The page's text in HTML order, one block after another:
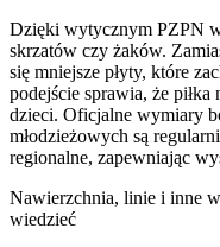
Dzięki wytycznym PZPN
skrzatów czy żaków.
się mniejsze płyty, które
podejście sprawia, że piłka
dzieci. Oficjalne wymiary
młodzieżowych są
regionalne, zapewniając
Nawierzchnia, linie i inne
wiedzieć